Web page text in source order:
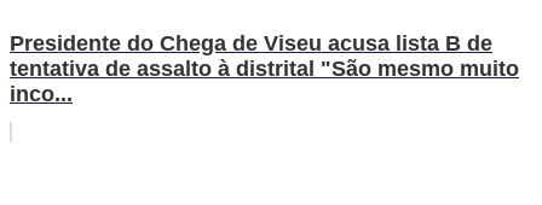
Presidente do Chega de Viseu acusa lista B de
tentativa de assalto à distrital "São mesmo muito
inco...